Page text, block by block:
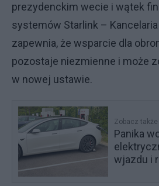
prezydenckim wecie i wątek
systemów Starlink –
zapewnia, że wsparcie dla
pozostaje niezmienne i może
w nowej ustawie.
Zobacz także
Panika
wjazdu i